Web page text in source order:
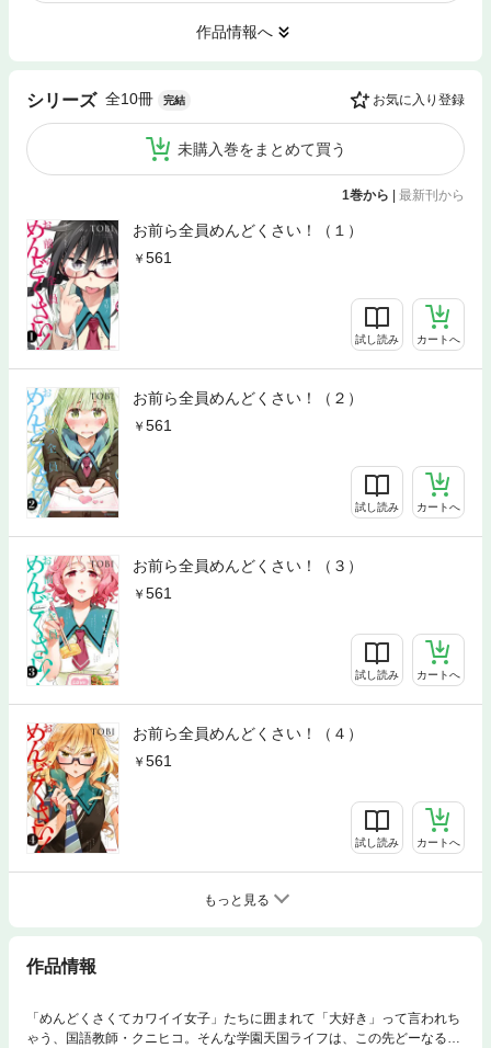
作品情報へ
シリーズ 全10冊 完結 お気に入り登録
未購入巻をまとめて買う
1巻から | 最新刊から
お前ら全員めんどくさい！（１）
561
試し読み カートへ
お前ら全員めんどくさい！（２）
561
試し読み カートへ
お前ら全員めんどくさい！（３）
561
試し読み カートへ
お前ら全員めんどくさい！（４）
561
試し読み カートへ
もっと見る
作品情報
「めんどくさくてカワイイ女子」たちに囲まれて「大好き」って言われち
ゃう、国語教師・クニヒコ。そんな学園天国ライフは、この先どーなる？